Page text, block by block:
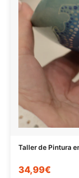
Taller de Pintura
34,99€